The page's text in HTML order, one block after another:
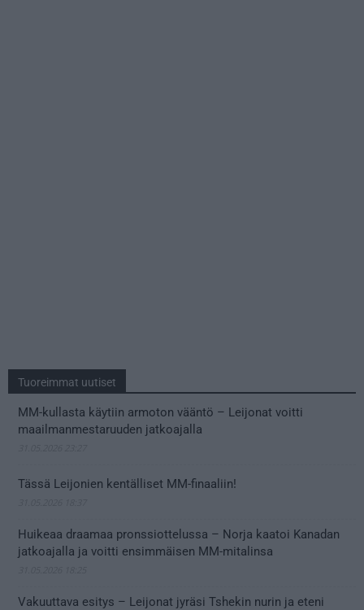
Tuoreimmat uutiset
MM-kullasta käytiin armoton vääntö – Leijonat voitti
maailmanmestaruuden jatkoajalla
Tässä Leijonien kentälliset MM-finaaliin!
Huikeaa draamaa pronssiottelussa – Norja kaatoi Kanadan
jatkoajalla ja voitti ensimmäisen MM-mitalinsa
Vakuuttava esitys – Leijonat jyräsi Tshekin nurin ja eteni